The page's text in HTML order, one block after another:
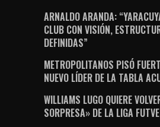
ARNALDO ARANDA:
CLUB CON VISIÓN,
DEFINIDAS”
METROPOLITANOS PISÓ
NUEVO LÍDER DE LA TABLA
WILLIAMS LUGO QUIERE
SORPRESA» DE LA LIGA FUTVE